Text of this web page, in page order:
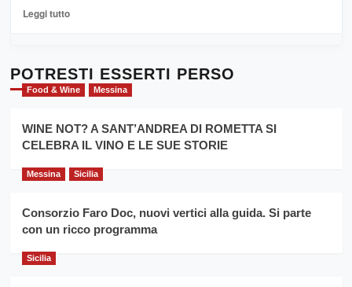
Sicilia
l’
evento
per
la
filiera
grano
Leggi tuttoLeggi
Cronoscalata
Giarre
Montesalice
per
il
anno
Franco
Caruso
POTRESTI ESSERTI PERSO
Food & Wine Messina
WINE NOT? A SANT’ANDREA DI ROMETTA SI
CELEBRA IL VINO E LE SUE STORIE
Messina Sicilia
Consorzio Faro Doc, nuovi vertici alla guida. Si parte
con un ricco programma
Sicilia